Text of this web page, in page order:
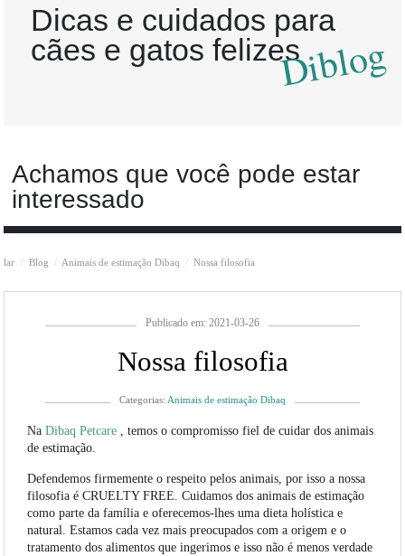
Dicas e cuidados para
cães e gatos felizesDiblog
Achamos que você pode estar
interessado
lar Blog Animais de estimação Dibaq Nossa filosofia
Publicado em: 2021-03-26
Nossa filosofia
Categorias: Animais de estimação Dibaq
NaDibaq Petcare , temos o compromisso fiel de cuidar dos animais
de estimação.
Defendemos firmemente o respeito pelos animais, por isso a nossa
filosofia é CRUELTY FREE. Cuidamos dos animais de estimação
como parte da família e oferecemos-lhes uma dieta holística e
natural. Estamos cada vez mais preocupados com a origem e o
tratamento dos alimentos que ingerimos e isso não é menos verdade